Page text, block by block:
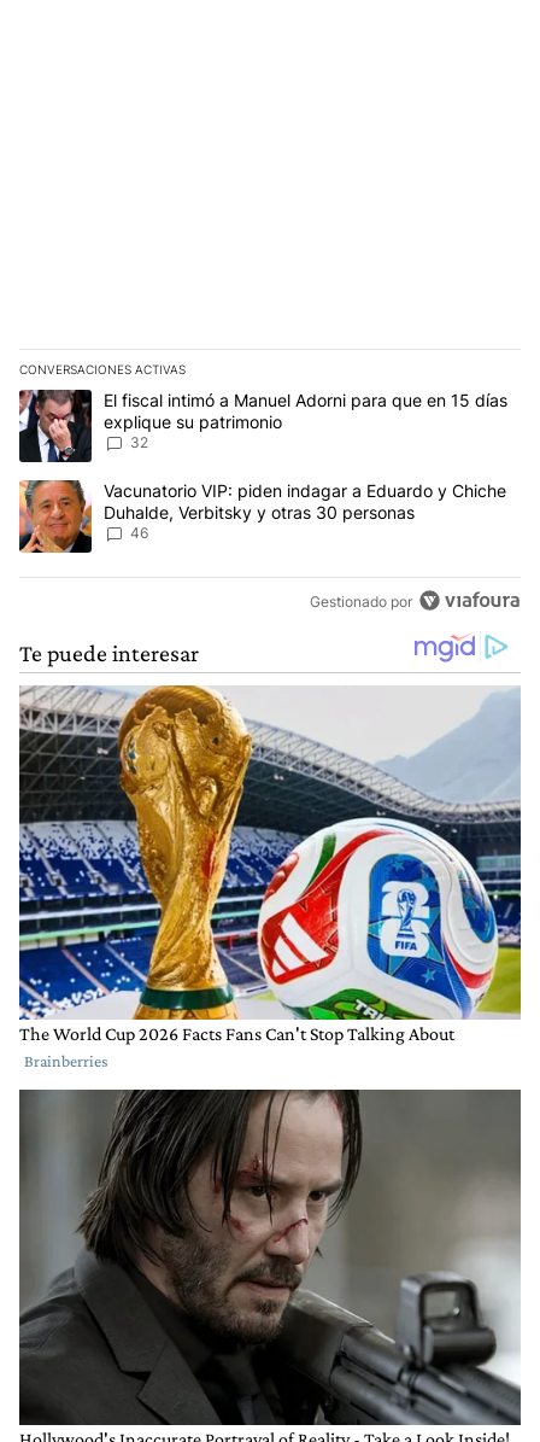
CONVERSACIONES ACTIVAS
Este listado muestra los artículos con más comentarios en los
Un artículo de tendencia con el título "El fiscal intimó a Manuel
El fiscal intimó a Manuel Adorni para que en 15 días
explique su patrimonio
32
Un artículo de tendencia con el título "Vacunatorio VIP: piden
Vacunatorio VIP: piden indagar a Eduardo y Chiche
Duhalde, Verbitsky y otras 30 personas
46
Gestionado por